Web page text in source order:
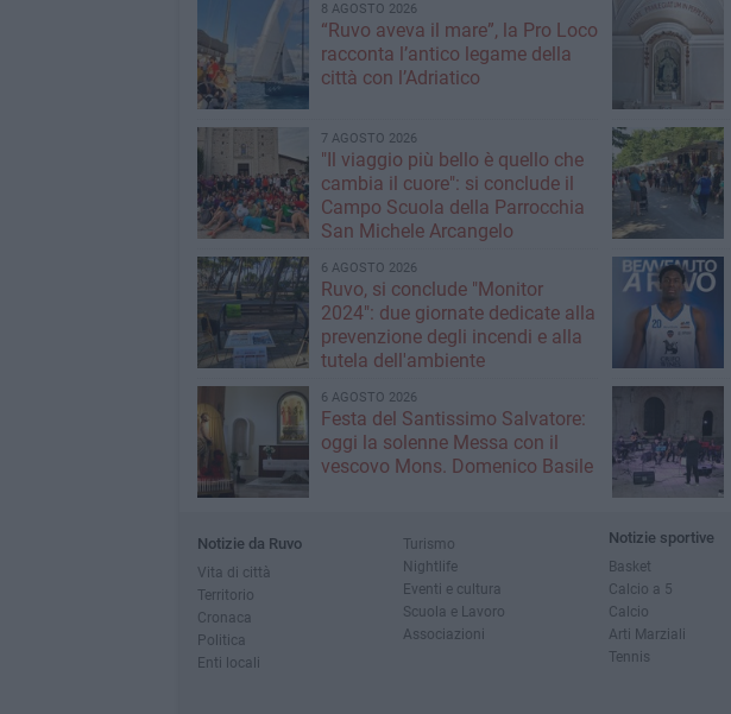
8 AGOSTO 2026
“Ruvo aveva il mare”, la Pro Loco
racconta l’antico legame della
città con l’Adriatico
7 AGOSTO 2026
"Il viaggio più bello è quello che
cambia il cuore": si conclude il
Campo Scuola della Parrocchia
San Michele Arcangelo
6 AGOSTO 2026
Ruvo, si conclude "Monitor
2024": due giornate dedicate alla
prevenzione degli incendi e alla
tutela dell'ambiente
6 AGOSTO 2026
Festa del Santissimo Salvatore:
oggi la solenne Messa con il
vescovo Mons. Domenico Basile
Notizie da Ruvo
Vita di città
Territorio
Cronaca
Politica
Enti locali
Turismo
Nightlife
Eventi e cultura
Scuola e Lavoro
Associazioni
Notizie sportive
Basket
Calcio a 5
Calcio
Arti Marziali
Tennis